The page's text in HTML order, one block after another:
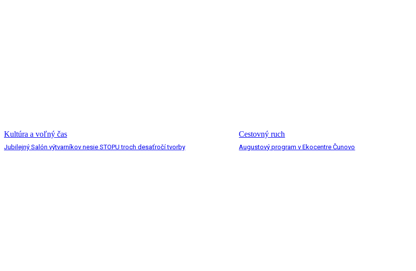
Kultúra a voľný čas
Jubilejný Salón výtvarníkov nesie STOPU troch desaťročí tvorby
Cestovný ruch
Augustový program v Ekocentre Čunovo